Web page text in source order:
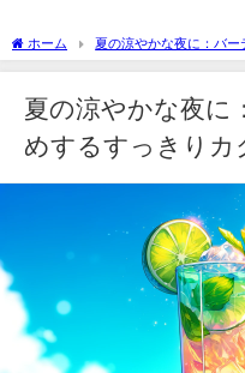
ホーム 夏の涼やかな夜に：バ
夏の涼やかな夜に
めするすっきりカ